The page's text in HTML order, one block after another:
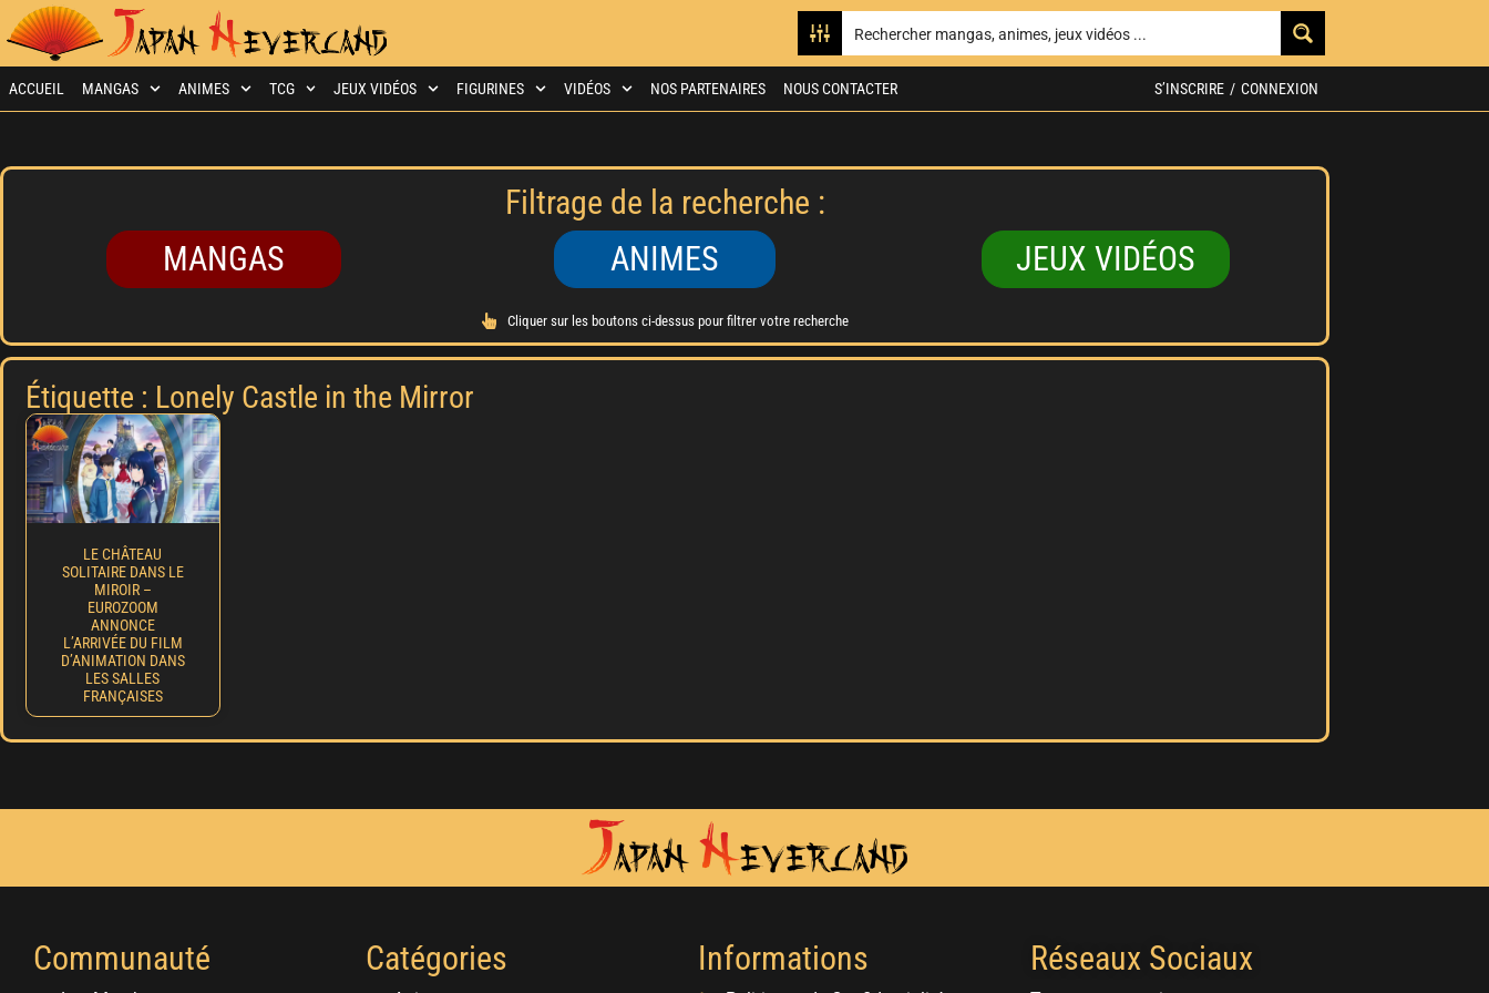
ACCUEIL MANGAS ANIMES TCG JEUX VIDÉOS FIGURINES VIDÉOS NOS PARTENAIRES NOUS CONTACTER S’INSCRIRE / CONNEXION
Filtrage de la recherche :
MANGAS
ANIMES JEUX VIDÉOS
Cliquer sur les boutons ci-dessus pour filtrer votre recherche
Étiquette : Lonely Castle in the Mirror
LE CHÂTEAU
SOLITAIRE DANS LE
MIROIR –
EUROZOOM
ANNONCE
L’ARRIVÉE DU FILM
D’ANIMATION DANS
LES SALLES
FRANÇAISES
Communauté Catégories Informations Réseaux Sociaux